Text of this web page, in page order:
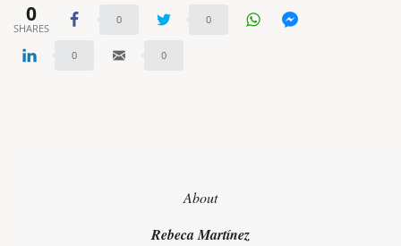
0
SHARES
0 0
0 0
About
Rebeca Martínez